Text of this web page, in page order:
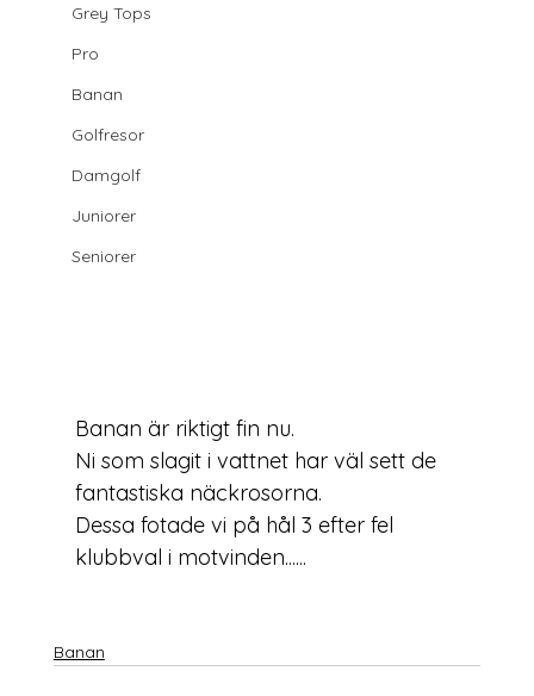
Grey Tops
Pro
Banan
Golfresor
Damgolf
Juniorer
Seniorer
Banan är riktigt fin nu.
Ni som slagit i vattnet har väl sett de
fantastiska näckrosorna.
Dessa fotade vi på hål 3 efter fel
klubbval i motvinden......
Banan